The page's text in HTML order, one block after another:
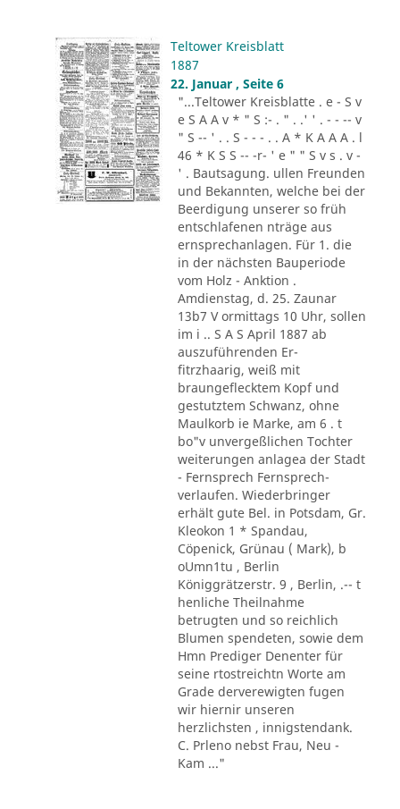
Teltower Kreisblatt
1887
22. Januar , Seite 6
"...Teltower Kreisblatte . e - S v
e S A A v * " S :- . " . .' ' . - - -- v
" S -- ' . . S - - - . . A * K A A A . l
46 * K S S -- -r- ' e " " S v s . v -
' . Bautsagung. ullen Freunden
und Bekannten, welche bei der
Beerdigung unserer so früh
entschlafenen nträge aus
ernsprechanlagen. Für 1. die
in der nächsten Bauperiode
vom Holz - Anktion .
Amdienstag, d. 25. Zaunar
13b7 V ormittags 10 Uhr, sollen
im i .. S A S April 1887 ab
auszuführenden Er-
fitrzhaarig, weiß mit
braungeflecktem Kopf und
gestutztem Schwanz, ohne
Maulkorb ie Marke, am 6 . t
bo"v unvergeßlichen Tochter
weiterungen anlagea der Stadt
- Fernsprech Fernsprech-
verlaufen. Wiederbringer
erhält gute Bel. in Potsdam, Gr.
Kleokon 1 * Spandau,
Cöpenick, Grünau ( Mark), b
oUmn1tu , Berlin
Königgrätzerstr. 9 , Berlin, .-- t
henliche Theilnahme
betrugten und so reichlich
Blumen spendeten, sowie dem
Hmn Prediger Denenter für
seine rtostreichtn Worte am
Grade derverewigten fugen
wir hiernir unseren
herzlichsten , innigstendank.
C. Prleno nebst Frau, Neu -
Kam ..."